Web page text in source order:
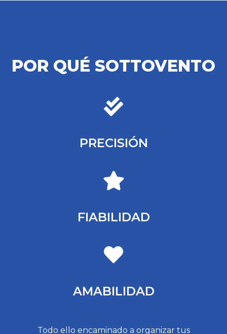
POR QUÉ SOTTOVENTO
PRECISIÓN
FIABILIDAD
AMABILIDAD
Todo ello encaminado a organizar tus